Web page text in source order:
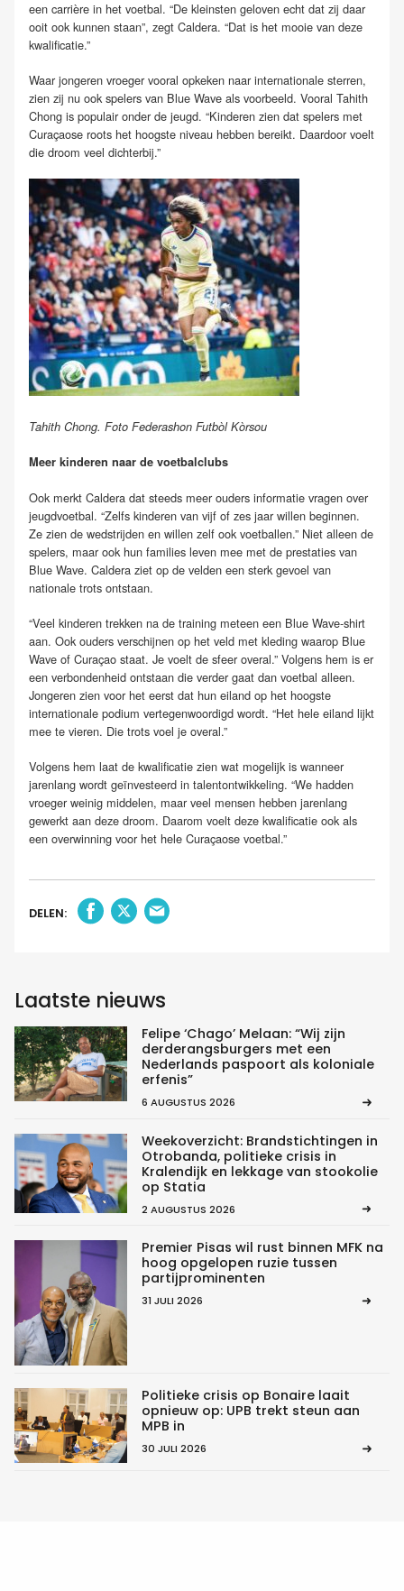
een carrière in het voetbal. “De kleinsten geloven echt dat zij daar
ooit ook kunnen staan”, zegt Caldera. “Dat is het mooie van deze
kwalificatie.”
Waar jongeren vroeger vooral opkeken naar internationale sterren,
zien zij nu ook spelers van Blue Wave als voorbeeld. Vooral Tahith
Chong is populair onder de jeugd. “Kinderen zien dat spelers met
Curaçaose roots het hoogste niveau hebben bereikt. Daardoor voelt
die droom veel dichterbij.”
Tahith Chong. Foto Federashon Futbòl Kòrsou
Meer kinderen naar de voetbalclubs
Ook merkt Caldera dat steeds meer ouders informatie vragen over
jeugdvoetbal. “Zelfs kinderen van vijf of zes jaar willen beginnen.
Ze zien de wedstrijden en willen zelf ook voetballen.” Niet alleen de
spelers, maar ook hun families leven mee met de prestaties van
Blue Wave. Caldera ziet op de velden een sterk gevoel van
nationale trots ontstaan.
“Veel kinderen trekken na de training meteen een Blue Wave-shirt
aan. Ook ouders verschijnen op het veld met kleding waarop Blue
Wave of Curaçao staat. Je voelt de sfeer overal.” Volgens hem is er
een verbondenheid ontstaan die verder gaat dan voetbal alleen.
Jongeren zien voor het eerst dat hun eiland op het hoogste
internationale podium vertegenwoordigd wordt. “Het hele eiland lijkt
mee te vieren. Die trots voel je overal.”
Volgens hem laat de kwalificatie zien wat mogelijk is wanneer
jarenlang wordt geïnvesteerd in talentontwikkeling. “We hadden
vroeger weinig middelen, maar veel mensen hebben jarenlang
gewerkt aan deze droom. Daarom voelt deze kwalificatie ook als
een overwinning voor het hele Curaçaose voetbal.”
DELEN:
Laatste nieuws
Felipe ‘Chago’ Melaan: “Wij zijn
derderangsburgers met een
Nederlands paspoort als koloniale
erfenis”
6 AUGUSTUS 2026
Weekoverzicht: Brandstichtingen in
Otrobanda, politieke crisis in
Kralendijk en lekkage van stookolie
op Statia
2 AUGUSTUS 2026
Premier Pisas wil rust binnen MFK na
hoog opgelopen ruzie tussen
partijprominenten
31 JULI 2026
Politieke crisis op Bonaire laait
opnieuw op: UPB trekt steun aan
MPB in
30 JULI 2026